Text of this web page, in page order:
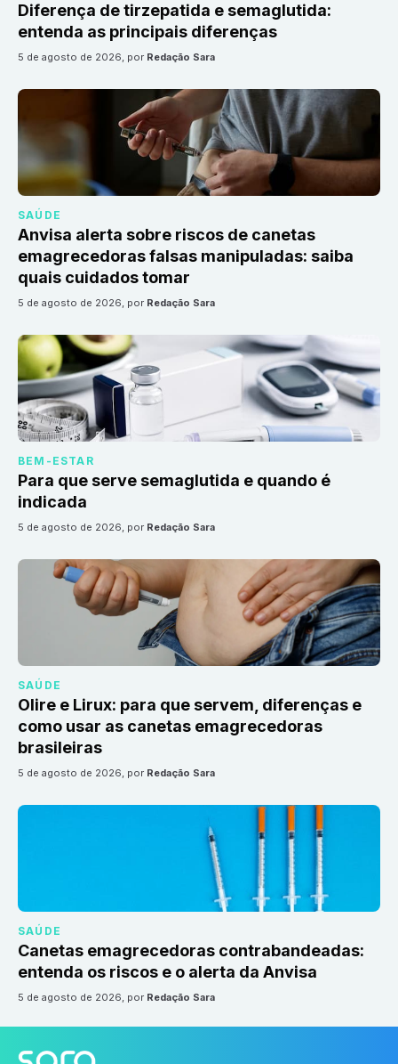
Diferença de tirzepatida e semaglutida:
entenda as principais diferenças
5 de agosto de 2026, por Redação Sara
SAÚDE
Anvisa alerta sobre riscos de canetas
emagrecedoras falsas manipuladas: saiba
quais cuidados tomar
5 de agosto de 2026, por Redação Sara
BEM-ESTAR
Para que serve semaglutida e quando é
indicada
5 de agosto de 2026, por Redação Sara
SAÚDE
Olire e Lirux: para que servem, diferenças e
como usar as canetas emagrecedoras
brasileiras
5 de agosto de 2026, por Redação Sara
SAÚDE
Canetas emagrecedoras contrabandeadas:
entenda os riscos e o alerta da Anvisa
5 de agosto de 2026, por Redação Sara